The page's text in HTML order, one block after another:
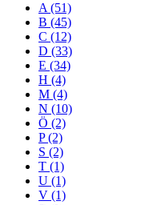
A (51)
B (45)
C (12)
D (33)
E (34)
H (4)
M (4)
N (10)
Ö (2)
P(2)
S (2)
T (1)
U (1)
V (1)